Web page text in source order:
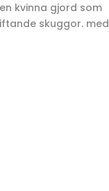
kvinna gjord som
skuggor. med